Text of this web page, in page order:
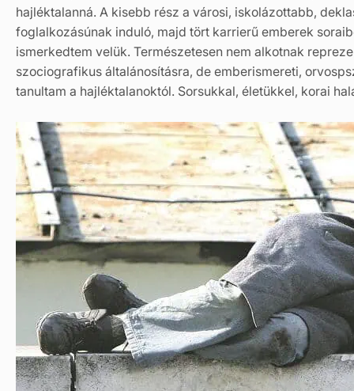
hajléktalanná. A kisebb rész a városi, iskolázottabb,
foglalkozásúnak induló, majd tört karrierű emberek
ismerkedtem velük. Természetesen nem alkotnak
szociografikus általánosításra, de emberismereti,
tanultam a hajléktalanoktól. Sorsukkal, életükkel, korai